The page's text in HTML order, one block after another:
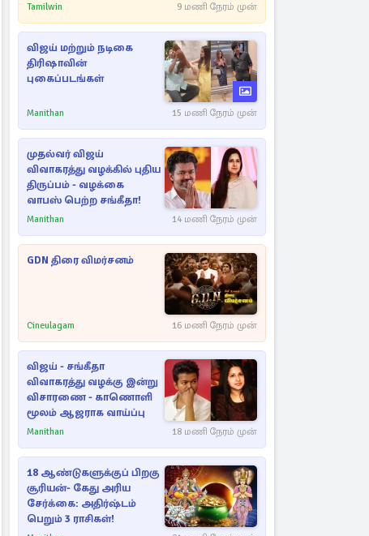
Tamilwin 9 மணி நேரம் முன்
விஜய் மற்றும் நடிகை
திரிஷாவின்
புகைப்படங்கள்
Manithan 15 மணி நேரம் முன்
முதல்வர் விஜய்
விவாகரத்து வழக்கில் புதிய
திருப்பம் - வழக்கை
வாபஸ் பெற்ற சங்கீதா!
Manithan 14 மணி நேரம் முன்
GDN திரை விமர்சனம்
Cineulagam 16 மணி நேரம் முன்
விஜய் - சங்கீதா
விவாகரத்து வழக்கு இன்று
விசாரணை - காணொளி
மூலம் ஆஜராக வாய்ப்பு
Manithan 18 மணி நேரம் முன்
18 ஆண்டுகளுக்குப் பிறகு
சூரியன்- கேது அரிய
சேர்க்கை: அதிர்ஷ்டம்
பெறும் 3 ராசிகள்!